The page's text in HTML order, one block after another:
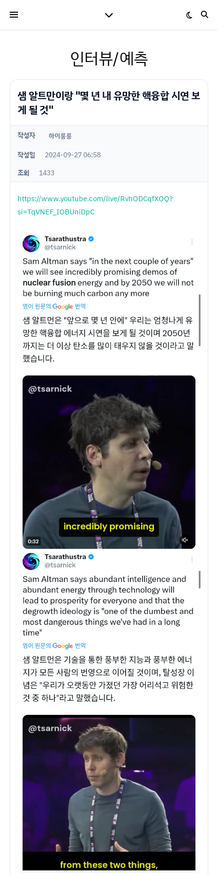
인터뷰/예측
샘 알트만이랑 "몇 년 내 유망한 핵융합 시연 보
게 될 것"
작성자 하이룽룽
작성일
2024-09-27 06:58
조회
1433
https://www.youtube.com/live/RvhODCqfXOQ?
si=TqVNEF_IOBUniDpC